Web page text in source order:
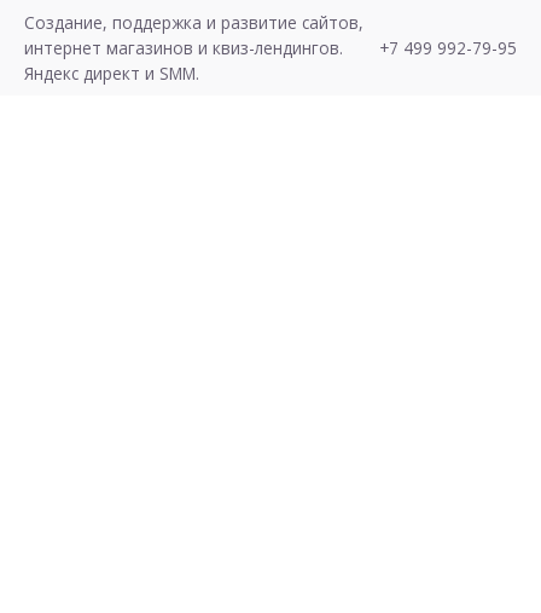
Создание, поддержка и развитие сайтов,
интернет магазинов и квиз-лендингов.
Яндекс директ и SMM.
+7 499 992-79-95